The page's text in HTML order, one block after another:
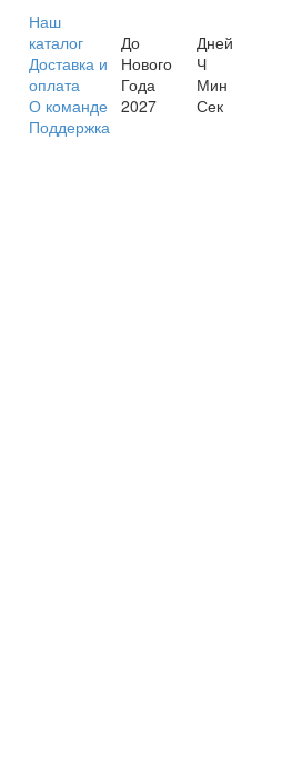
Наш
каталог
Доставка и
оплата
О команде
Поддержка
До
Нового
Года
2027
Дней
Ч
Мин
Сек